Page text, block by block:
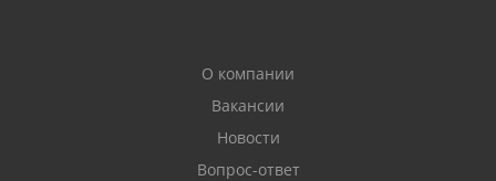
О компании
Вакансии
Новости
Вопрос-ответ